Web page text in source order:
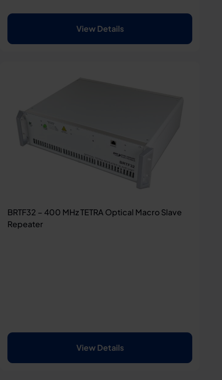
View Details
BRTF32 – 400 MHz TETRA Optical Macro Slave
Repeater
View Details